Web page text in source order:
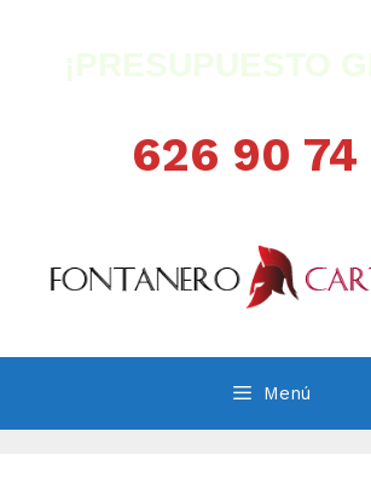
contenido¡PRESUPUESTO
626 90 74
Menú